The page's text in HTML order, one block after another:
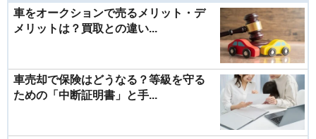
車をオークションで売るメリット・デ
メリットは？買取との違い...
車売却で保険はどうなる？等級を守る
ための「中断証明書」と手...